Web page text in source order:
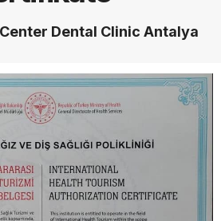
Dental Clinic Antalya